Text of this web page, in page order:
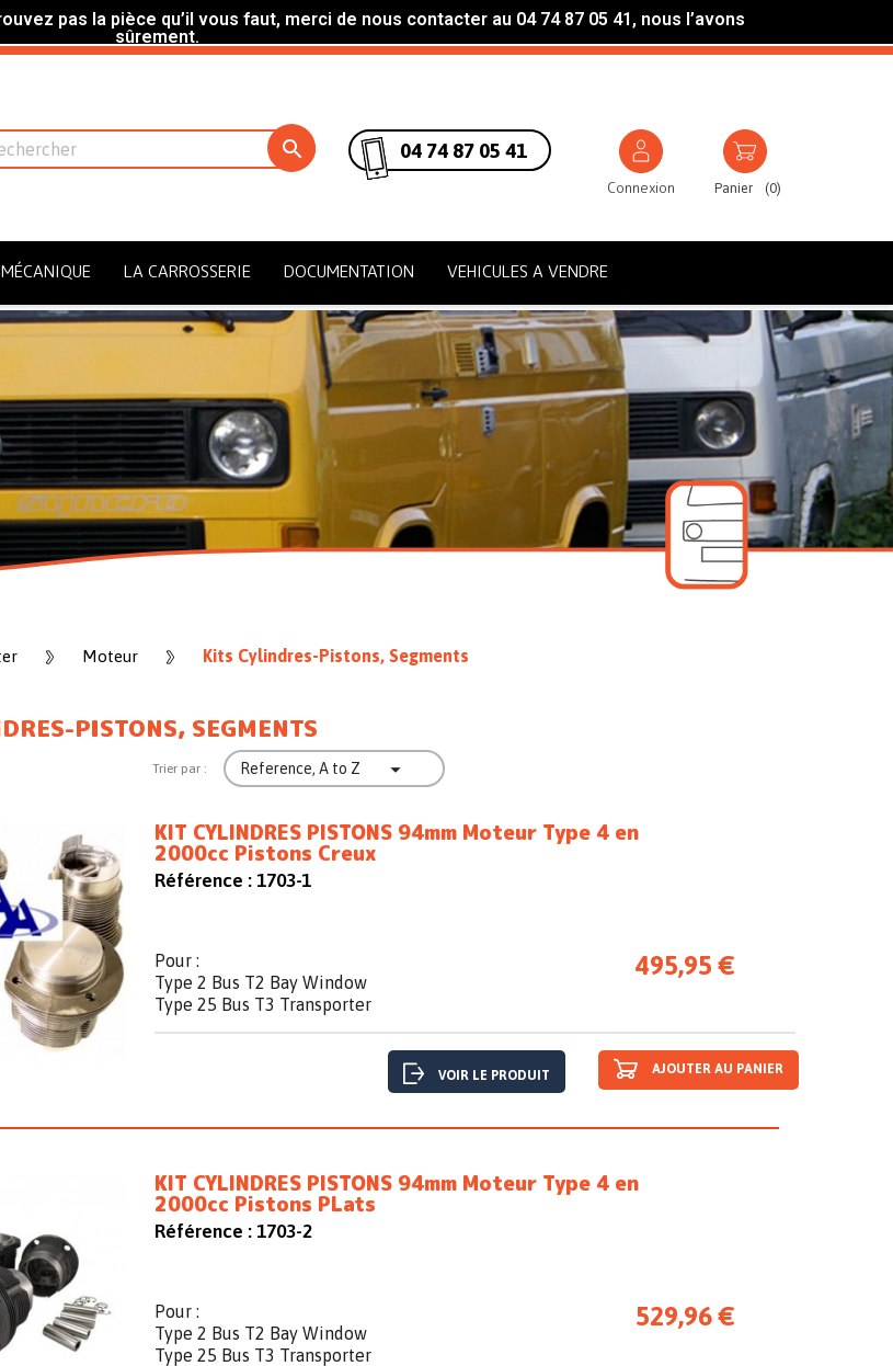
pas la pièce qu’il vous faut, merci de nous contacter au 04 74 87 05 41, nous l’avons
sûrement.
 04 74 87 05 41
Connexion Panier (0)
LA CARROSSERIE DOCUMENTATION VEHICULES A VENDRE
Moteur Kits Cylindres-Pistons, Segments
PISTONS, SEGMENTS
Trier par : Reference, A to Z 
KIT CYLINDRES PISTONS 94mm Moteur Type 4 en
2000cc Pistons Creux
Référence : 1703-1
Pour :
Type 2 Bus T2 Bay Window
Type 25 Bus T3 Transporter
495,95 €
VOIR LE PRODUIT AJOUTER AU PANIER
KIT CYLINDRES PISTONS 94mm Moteur Type 4 en
2000cc Pistons PLats
Référence : 1703-2
Pour :
Type 2 Bus T2 Bay Window
Type 25 Bus T3 Transporter
529,96 €